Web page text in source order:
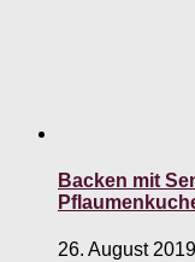
Backen mit
26. August 2019